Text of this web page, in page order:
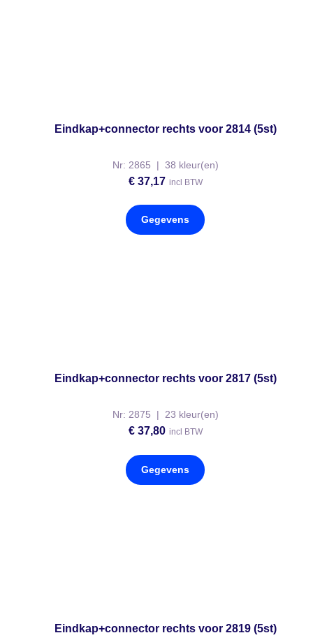
Eindkap+connector rechts voor 2814 (5st)
Nr: 2865 | 38 kleur(en)
€37,17 incl BTW
Gegevens
Eindkap+connector rechts voor 2817 (5st)
Nr: 2875 | 23 kleur(en)
€37,80 incl BTW
Gegevens
Eindkap+connector rechts voor 2819 (5st)